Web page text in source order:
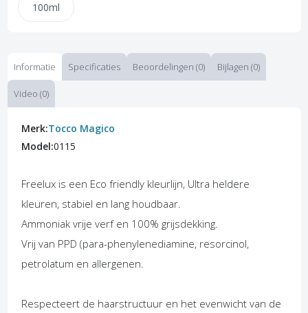
100ml
Informatie Specificaties Beoordelingen (0) Bijlagen (0)
Video (0)
Merk:Tocco Magico
Model:0115
Freelux is een Eco friendly kleurlijn, Ultra heldere
kleuren, stabiel en lang houdbaar.
Ammoniak vrije verf en 100% grijsdekking.
Vrij van PPD (para-phenylenediamine, resorcinol,
petrolatum en allergenen.
Respecteert de haarstructuur en het evenwicht van de